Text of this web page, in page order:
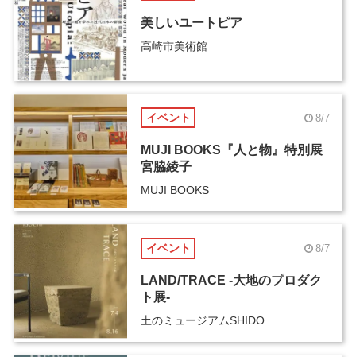
美しいユートピア
高崎市美術館
イベント 8/7
MUJI BOOKS『人と物』特別展
宮脇綾子
MUJI BOOKS
イベント 8/7
LAND/TRACE -大地のプロダク
ト展-
土のミュージアムSHIDO